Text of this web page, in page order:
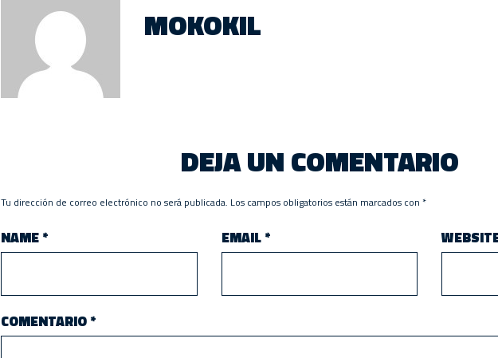
MOKOKIL
DEJA UN COMENTARIO
Tu dirección de correo electrónico no será publicada. Los campos obligatorios están marcados con *
NAME* EMAIL*
COMENTARIO*